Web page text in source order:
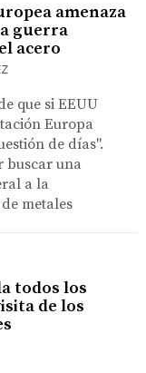
amenaza
guerra
acero
que si EEUU
Europa
de días".
buscar una
a la
metales
todos los
de los